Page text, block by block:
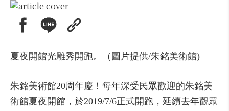
夏夜開館光雕秀開跑。（圖片提供/朱銘美術館)
朱銘美術館20周年慶！每年深受民眾歡迎的朱銘美
術館夏夜開館，於2019/7/6正式開跑，延續去年觀眾